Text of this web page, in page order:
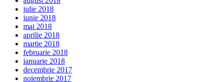
iulie 2018
iunie 2018
mai 2018
aprilie 2018
martie 2018
februarie 2018
ianuarie 2018
decembrie 2017
noiembrie 2017